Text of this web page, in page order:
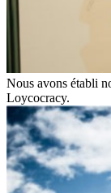
Nous avons établi
Loycocracy.